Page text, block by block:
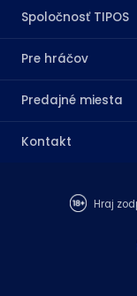
Spoločnosť TIPOS
Pre hráčov
Predajné miesta
Kontakt
Hraj